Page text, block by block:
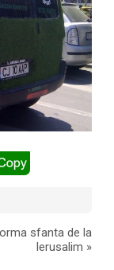
sfanta de la
Ierusalim »